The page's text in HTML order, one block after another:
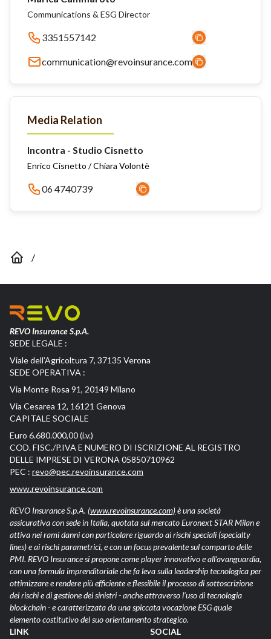
Communications & ESG Director
3351557142
communication@revoinsurance.com
Media Relation
Incontra - Studio Cisnetto
Enrico Cisnetto / Chiara Volontè
06 4740739
/
REVO Insurance S.p.A.
SEDE LEGALE :
Viale dell’Agricoltura 7, 37135 Verona
SEDE OPERATIVA :
Via Monte Rosa 91, 20149 Milano
Via Cesarea 12, 16121 Genova
CAPITALE SOCIALE
Euro 6.680.000,00 (i.v.)
COD. FISC./P.IVA E NUMERO DI ISCRIZIONE AL REGISTRO
DELLE IMPRESE DI VERONA 05850710962
PEC : revo@pec.revoinsurance.com
www.revoinsurance.com
REVO Insurance S.p.A. (www.revoinsurance.com)è una società
assicurativa con sede in Italia, quotata sul mercato Euronext STAR Milan e
attiva nei rami danni con particolare riguardo ai rischi speciali (specialty
lines) e ai rischi parametrici, e con un focus prevalente sul comparto delle
PMI. REVO Insurance si propone come player innovativo e all’avanguardia,
con una formula imprenditoriale che fa leva sulla leadership tecnologica per
ottimizzare e rendere più efficiente e flessibile il processo di sottoscrizione
dei rischi e di gestione dei sinistri - anche attraverso l’uso di tecnologia
blockchain - e caratterizzata da una spiccata vocazione ESG quale
elemento costitutivo del suo orientamento strategico.
LINK
SOCIAL